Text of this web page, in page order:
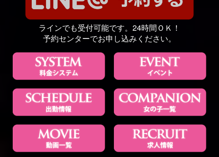
ラインでも受付可能です。24時間ＯＫ！
予約センターでお申し込みください。